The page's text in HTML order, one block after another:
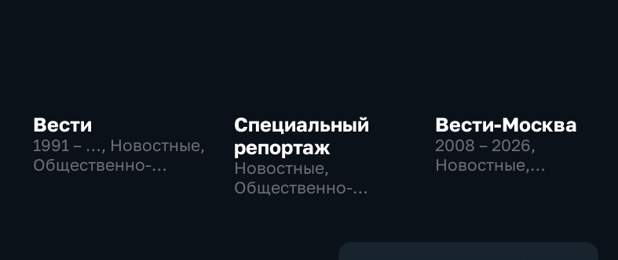
Вести
1991 – …, Новостные,
Общественно-
Специальный
репортаж
Новостные,
Общественно-
Вести-Москва
2008 – 2026,
Новостные,